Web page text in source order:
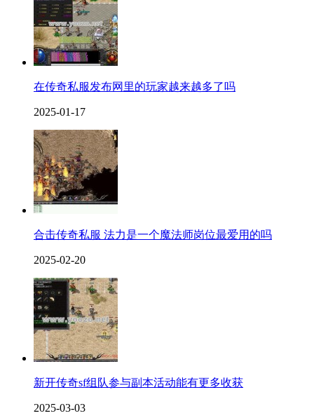
在传奇私服发布网里的玩家越来越多了吗
2025-01-17
合击传奇私服 法力是一个魔法师岗位最爱用的吗
2025-02-20
新开传奇sf组队参与副本活动能有更多收获
2025-03-03